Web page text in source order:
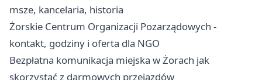
msze, kancelaria, historia
Żorskie Centrum Organizacji Pozarządowych -
kontakt, godziny i oferta dla NGO
Bezpłatna komunikacja miejska w Żorach jak
skorzystać z darmowych przejazdów